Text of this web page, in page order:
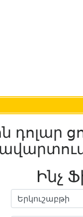
դոլար
Ինչ